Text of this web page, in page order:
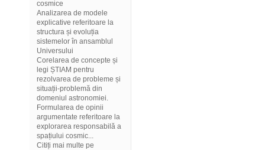
cosmice
Analizarea de modele
explicative referitoare la
structura și evoluția
sistemelor în ansamblul
Universului
Corelarea de concepte și
legi ȘTIAM pentru
rezolvarea de probleme și
situații-problemă din
domeniul astronomiei.
Formularea de opinii
argumentate referitoare la
explorarea responsabilă a
spațiului cosmic...
Citiți mai multe pe